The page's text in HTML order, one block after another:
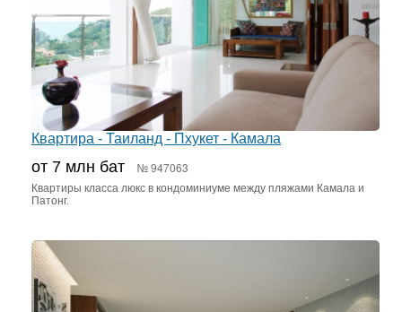
Квартира - Таиланд - Пхукет - Камала
от 7 млн бат № 947063
Квартиры класса люкс в кондоминиуме между пляжами Камала и
Патонг.